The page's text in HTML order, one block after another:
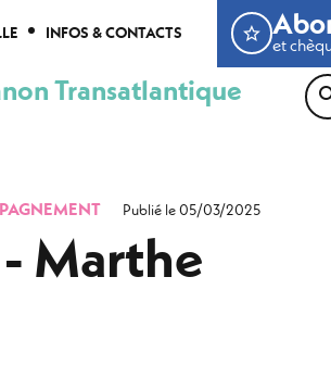
INFOS & CONTACTS
et
Transatlantique
Publié le 05/03/2025
Marthe